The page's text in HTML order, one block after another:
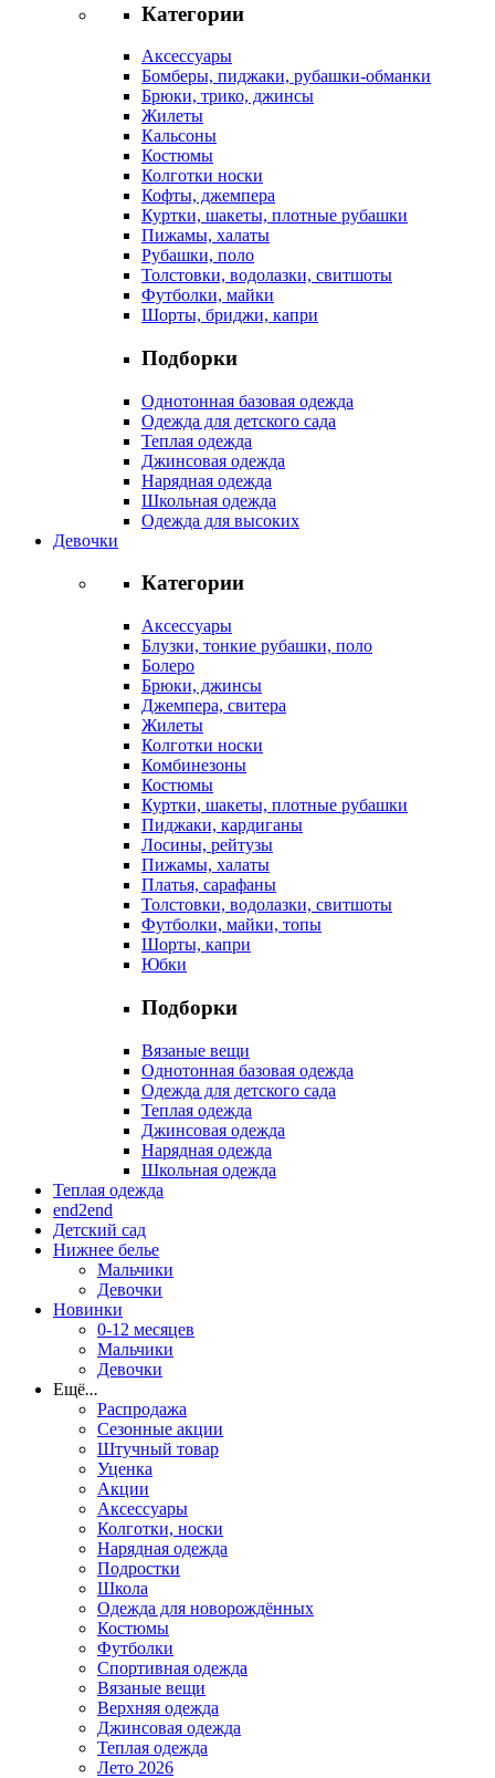
Категории
Аксессуары
Бомберы, пиджаки, рубашки-обманки
Брюки, трико, джинсы
Жилеты
Кальсоны
Костюмы
Колготки носки
Кофты, джемпера
Куртки, шакеты, плотные рубашки
Пижамы, халаты
Рубашки, поло
Толстовки, водолазки, свитшоты
Футболки, майки
Шорты, бриджи, капри
Подборки
Однотонная базовая одежда
Одежда для детского сада
Теплая одежда
Джинсовая одежда
Нарядная одежда
Школьная одежда
Одежда для высоких
Девочки
Категории
Аксессуары
Блузки, тонкие рубашки, поло
Болеро
Брюки, джинсы
Джемпера, свитера
Жилеты
Колготки носки
Комбинезоны
Костюмы
Куртки, шакеты, плотные рубашки
Пиджаки, кардиганы
Лосины, рейтузы
Пижамы, халаты
Платья, сарафаны
Толстовки, водолазки, свитшоты
Футболки, майки, топы
Шорты, капри
Юбки
Подборки
Вязаные вещи
Однотонная базовая одежда
Одежда для детского сада
Теплая одежда
Джинсовая одежда
Нарядная одежда
Школьная одежда
Теплая одежда
end2end
Детский сад
Нижнее белье
Мальчики
Девочки
Новинки
0-12 месяцев
Мальчики
Девочки
Ещё...
Распродажа
Сезонные акции
Штучный товар
Уценка
Акции
Аксессуары
Колготки, носки
Нарядная одежда
Подростки
Школа
Одежда для новорождённых
Костюмы
Футболки
Спортивная одежда
Вязаные вещи
Верхняя одежда
Джинсовая одежда
Теплая одежда
Лето 2026